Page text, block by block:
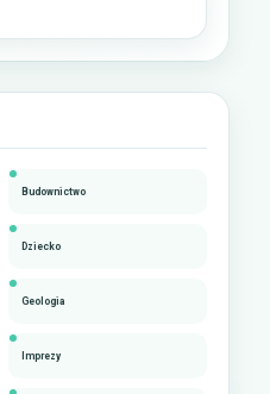
Budownictwo
Dziecko
Geologia
Imprezy